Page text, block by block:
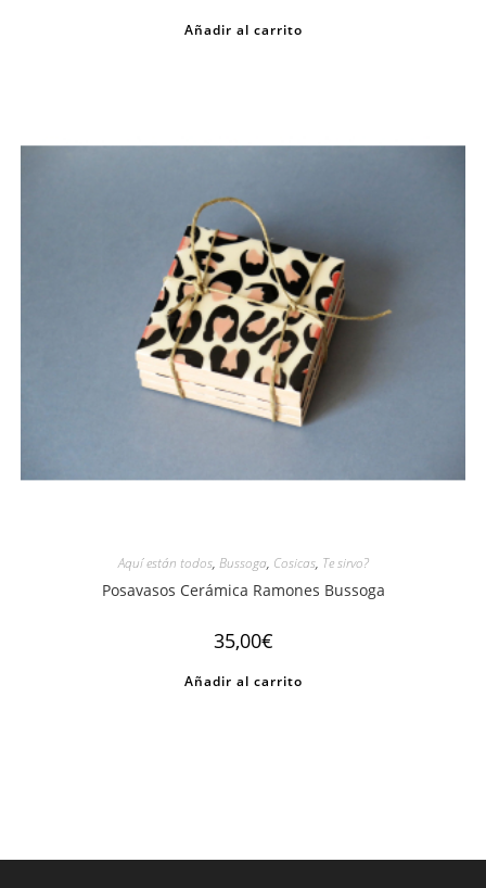
Añadir al carrito
Aquí están todos, Bussoga, Cosicas, Te sirvo?
Posavasos Cerámica Ramones Bussoga
35,00€
Añadir al carrito